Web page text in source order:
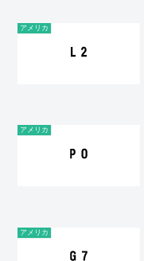
アメリカ
アメリカ
アメリカ